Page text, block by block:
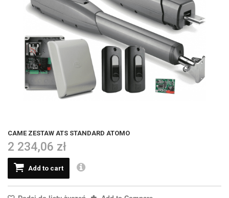
CAME ZESTAW ATS STANDARD ATOMO
2 234,06 zł
Add to cart